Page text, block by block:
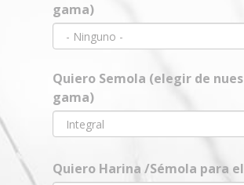
gama)
Quiero Semola (elegir de
gama)
Quiero Harina /Sémola para